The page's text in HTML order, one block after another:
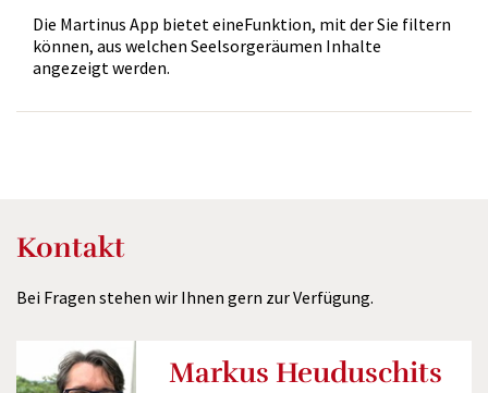
Die Martinus App bietet eineFunktion, mit der Sie filtern
können, aus welchen Seelsorgeräumen Inhalte
angezeigt werden.
Kontakt
Bei Fragen stehen wir Ihnen gern zur Verfügung.
Markus Heuduschits